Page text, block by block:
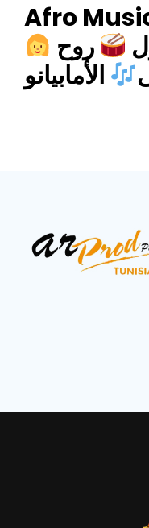
Afro
روح
الأمابيانو